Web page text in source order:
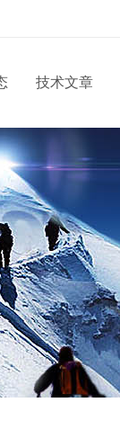
技术文章